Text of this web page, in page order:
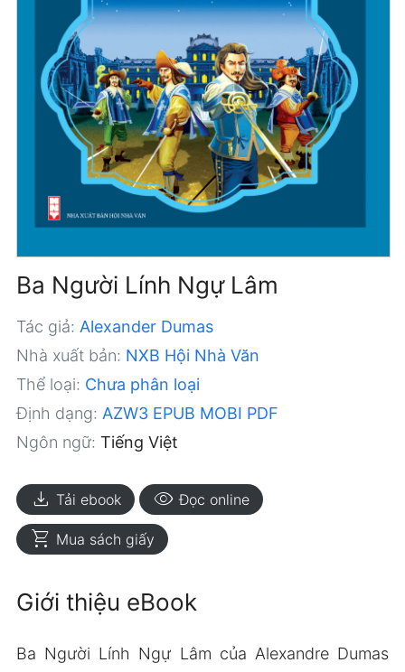
Ba Người Lính Ngự Lâm
Tác giả: Alexander Dumas
Nhà xuất bản: NXB Hội Nhà Văn
Thể loại: Chưa phân loại
Định dạng: AZW3 EPUB MOBI PDF
Ngôn ngữ: Tiếng Việt
download Tải ebook visibility Đọc online
shopping_cart Mua sách giấy
Giới thiệu eBook
Ba Người Lính Ngự Lâm của Alexandre Dumas